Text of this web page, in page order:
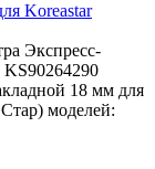
Koreastar
Экспресс-
KS90264290
18 мм для
моделей: